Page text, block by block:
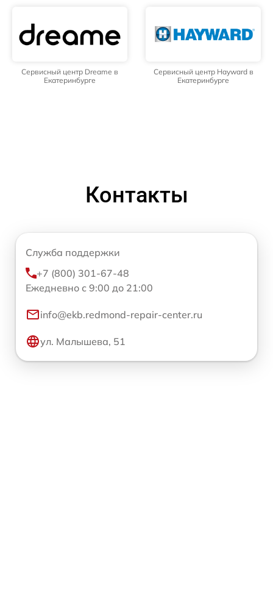
Сервисный центр Dreame в
Екатеринбурге
Сервисный центр Hayward в
Екатеринбурге
Контакты
Служба поддержки
+7 (800) 301-67-48
Ежедневно с 9:00 до 21:00
info@ekb.redmond-repair-center.ru
ул. Малышева, 51